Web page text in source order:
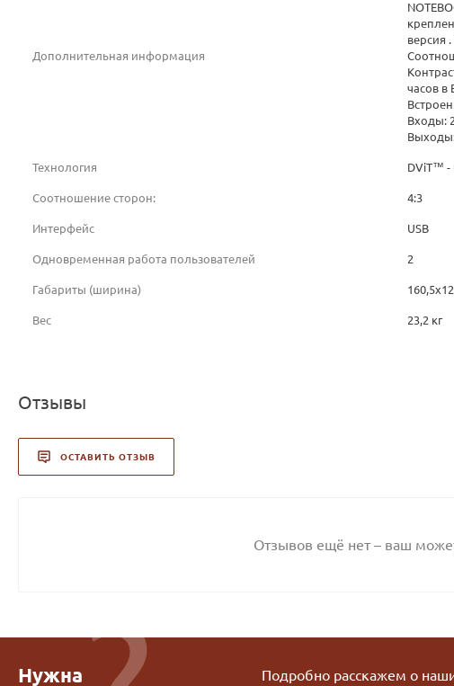
Дополнительная информация
версия
часов в
Входы:
Технология DViT™ -
Соотношение сторон: 4:3
Интерфейс USB
Одновременная работа пользователей 2
Габариты (ширина)
Вес 23,2 кг
Отзывы
ОСТАВИТЬ ОТЗЫВ
Отзывов ещё нет – ваш
Нужна
Подробно расскажем о